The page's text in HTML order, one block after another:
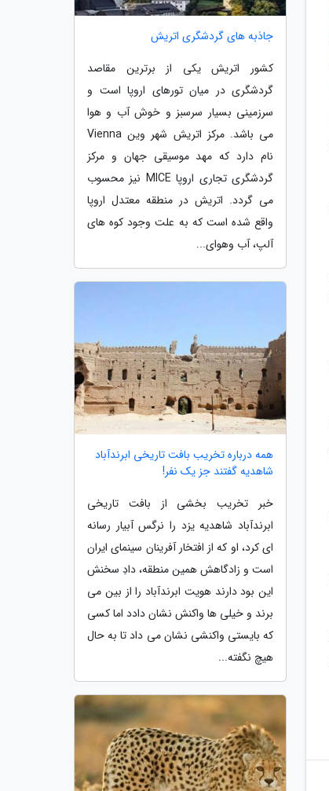
جاذبه های گردشگری اتریش
کشور اتریش یکی از برترین مقاصد
گردشگری در میان تورهای اروپا است و
سرزمینی بسیار سرسبز و خوش آب و هوا
می باشد. مرکز اتریش شهر وین Vienna
نام دارد که مهد موسیقی جهان و مرکز
گردشگری تجاری اروپا MICE نیز محسوب
می گردد. اتریش در منطقه معتدل اروپا
واقع شده است که به علت وجود کوه های
آلپ، آب وهوای...
همه درباره تخریب بافت تاریخی ابرندآباد
شاهدیه گفتند جز یک نفر!
خبر تخریب بخشی از بافت تاریخی
ابرندآباد شاهدیه یزد را نرگس آبیار رسانه
ای کرد، او که از افتخار آفرینان سینمای ایران
است و زادگاهش همین منطقه، دادِ سخنش
این بود دارند هویت ابرندآباد را از بین می
برند و خیلی ها واکنش نشان دادد اما کسی
که بایستی واکنشی نشان می داد تا به حال
هیچ نگفته...